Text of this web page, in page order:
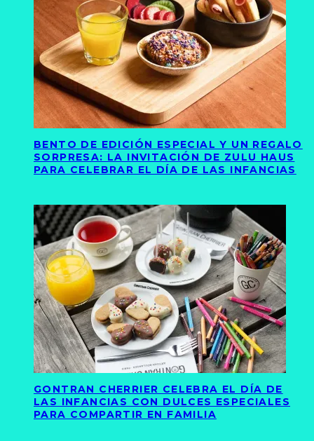
BENTO DE EDICIÓN ESPECIAL Y UN REGALO
SORPRESA: LA INVITACIÓN DE ZULU HAUS
PARA CELEBRAR EL DÍA DE LAS INFANCIAS
GONTRAN CHERRIER CELEBRA EL DÍA DE
LAS INFANCIAS CON DULCES ESPECIALES
PARA COMPARTIR EN FAMILIA